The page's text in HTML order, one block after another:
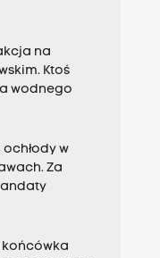
na
Ktoś
wodnego
w
Za